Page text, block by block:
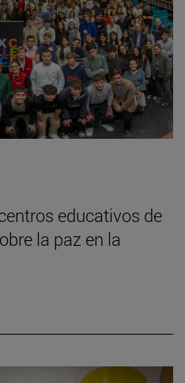
educativos de
la paz en la